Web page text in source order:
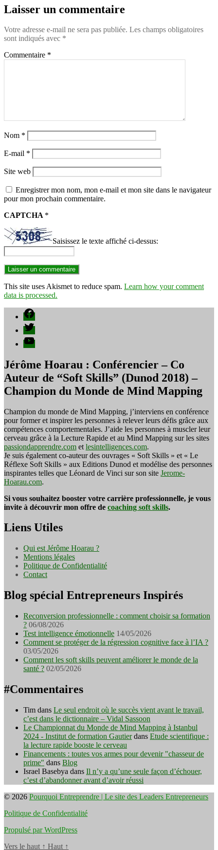
Laisser un commentaire
Votre adresse e-mail ne sera pas publiée. Les champs obligatoires
sont indiqués avec *
Commentaire *
Nom *
E-mail *
Site web
Enregistrer mon nom, mon e-mail et mon site dans le navigateur
pour mon prochain commentaire.
CAPTCHA *
Saisissez le texte affiché ci-dessus:
This site uses Akismet to reduce spam. Learn how your comment
data is processed.
Facebook
Twitter
YouTube
Jérôme Hoarau : Conférencier – Co
Auteur de “Soft Skills” (Dunod 2018) –
Champion du Monde de Mind Mapping
Champion du monde de Mind Mapping, j’interviens en conférence
pour former et inspirer les personnes à relever leurs défis grâce aux
compétences comportementales. J’aide les personnes à muscler leur
cerveau grâce à la Lecture Rapide et au Mind Mapping sur les sites
passiondapprendre.com et lesintelligences.com.
Je suis également co-auteur des ouvrages « Soft Skills » et « Le
Réflexe Soft Skills » aux Editions Dunod et modélise des personnes
inspirantes telles que Léonard de Vinci sur son site Jerome-
Hoarau.com.
Si vous souhaitez booster votre carrière professionnelle, je vous
invite à découvrir mon offre de coaching soft skills.
Liens Utiles
Qui est Jérôme Hoarau ?
Mentions légales
Politique de Confidentialité
Contact
Blog spécial Entrepreneurs Inspirés
Reconversion professionnelle : comment choisir sa formation
? 06/08/2026
Test intelligence émotionnelle 14/05/2026
Comment se protéger de la régression cognitive face à l’IA ?
03/05/2026
Comment les soft skills peuvent améliorer le monde de la
santé ? 02/05/2026
#Commentaires
Tim dans Le seul endroit où le succès vient avant le travail,
c’est dans le dictionnaire – Vidal Sassoon
Le Championnat du Monde de Mind Mapping à Istanbul
2024 - Institut de formation Gautierdans Etude scientifique :
la lecture rapide booste le cerveau
Financements : toutes vos armes pour devenir "chasseur de
prime" dans Blog
Israel Basebya dans Il n’y a qu’une seule façon d’échouer,
c’est d’abandonner avant d’avoir réussi
© 2026 Pourquoi Entreprendre | Le site des Leaders Entrepreneurs
Politique de Confidentialité
Propulsé par WordPress
Vers le haut ↑ Haut ↑